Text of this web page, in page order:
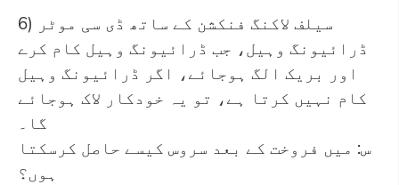
6) سیلف لاکنگ فنکشن کے ساتھ ڈی سی موٹر
ڈرائیونگ وہیل، جب ڈرائیونگ وہیل کام کرے
اور بریک الگ ہوجائے، اگر ڈرائیونگ وہیل
کام نہیں کرتا ہے، تو یہ خودکار لاک ہوجائے
گا۔
س: میں فروخت کے بعد سروس کیسے حاصل کرسکتا
ہوں؟